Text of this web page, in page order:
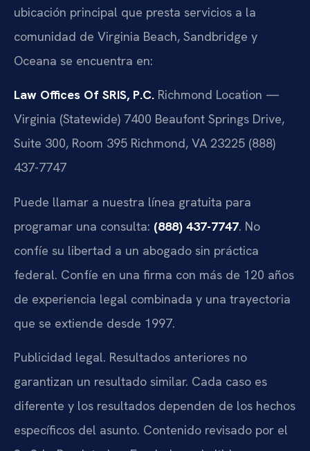
ubicación principal que presta servicios a la
comunidad de Virginia Beach, Sandbridge y
Oceana se encuentra en:
Law Offices Of SRIS, P.C. Richmond Location —
Virginia (Statewide) 7400 Beaufont Springs Drive,
Suite 300, Room 395 Richmond, VA 23225 (888)
437-7747
Puede llamar a nuestra línea gratuita para
programar una consulta: (888) 437-7747. No
confíe su libertad a un abogado sin práctica
federal. Confíe en una firma con más de 120 años
de experiencia legal combinada y una trayectoria
que se extiende desde 1997.
Publicidad legal. Resultados anteriores no
garantizan un resultado similar. Cada caso es
diferente y los resultados dependen de los hechos
específicos del asunto. Contenido revisado por el